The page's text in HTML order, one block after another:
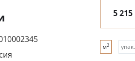
5
м2 упак.